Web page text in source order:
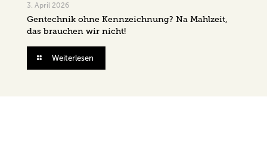
3. April 2026
Gentechnik ohne Kennzeichnung? Na Mahlzeit,
das brauchen wir nicht!
Weiterlesen